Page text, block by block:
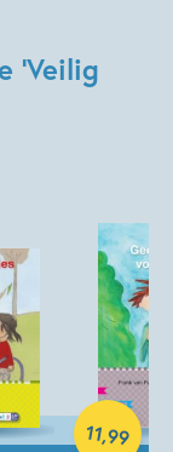
'Veilig
11,99
Hardcover